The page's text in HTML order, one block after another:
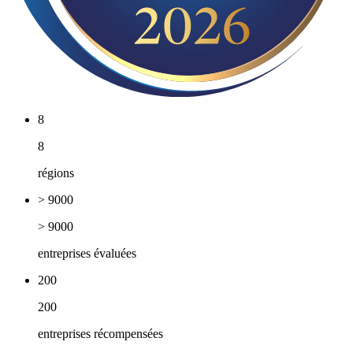
8
8
régions
> 9000
> 9000
entreprises évaluées
200
200
entreprises récompensées